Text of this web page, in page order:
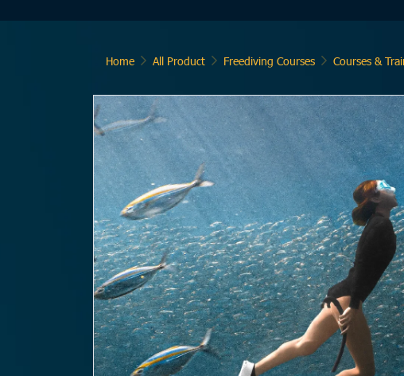
Home All Product Freediving Courses Courses &